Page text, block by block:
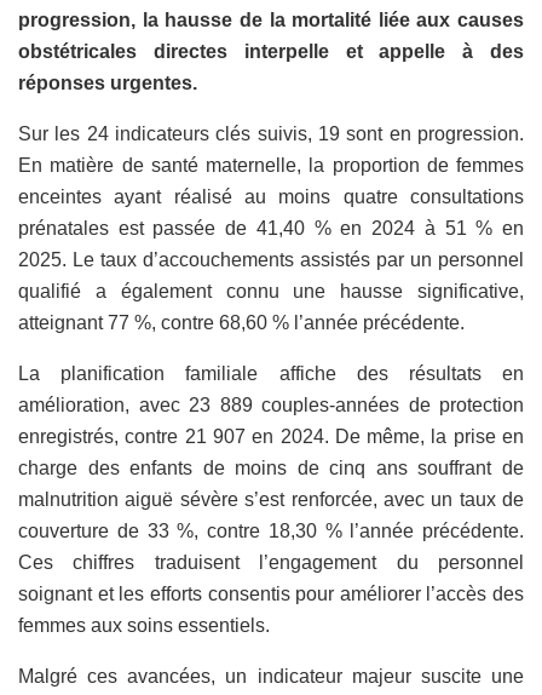
progression, la hausse de la mortalité liée aux causes
obstétricales directes interpelle et appelle à des
réponses urgentes.
Sur les 24 indicateurs clés suivis, 19 sont en progression.
En matière de santé maternelle, la proportion de femmes
enceintes ayant réalisé au moins quatre consultations
prénatales est passée de 41,40 % en 2024 à 51 % en
2025. Le taux d’accouchements assistés par un personnel
qualifié a également connu une hausse significative,
atteignant 77 %, contre 68,60 % l’année précédente.
La planification familiale affiche des résultats en
amélioration, avec 23 889 couples-années de protection
enregistrés, contre 21 907 en 2024. De même, la prise en
charge des enfants de moins de cinq ans souffrant de
malnutrition aiguë sévère s’est renforcée, avec un taux de
couverture de 33 %, contre 18,30 % l’année précédente.
Ces chiffres traduisent l’engagement du personnel
soignant et les efforts consentis pour améliorer l’accès des
femmes aux soins essentiels.
Malgré ces avancées, un indicateur majeur suscite une